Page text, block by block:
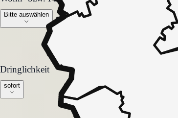
Bitte auswählen
Dringlichkeit
Dringlichkeit
sofort